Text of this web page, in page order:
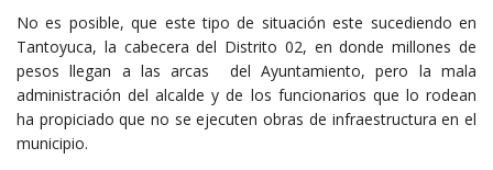
No es posible, que este tipo de situación este sucediendo en
Tantoyuca, la cabecera del Distrito 02, en donde millones de
pesos llegan a las arcas del Ayuntamiento, pero la mala
administración del alcalde y de los funcionarios que lo rodean
ha propiciado que no se ejecuten obras de infraestructura en el
municipio.